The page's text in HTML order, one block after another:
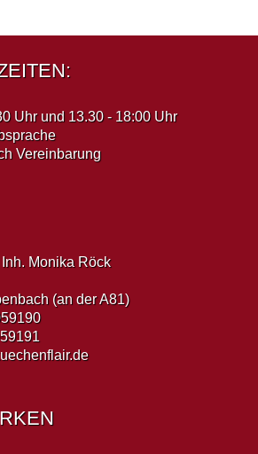
Uhr und 13.30 - 18:00 Uhr
Vereinbarung
Monika Röck
(an der A81)